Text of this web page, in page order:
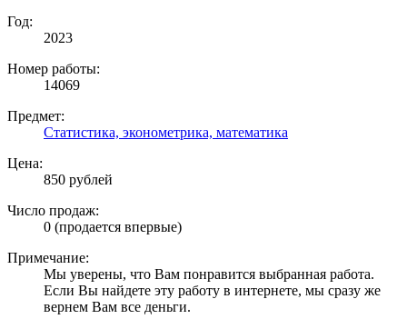
Год:
2023
Номер работы:
14069
Предмет:
Статистика, эконометрика, математика
Цена:
850 рублей
Число продаж:
0 (продается впервые)
Примечание:
Мы уверены, что Вам понравится выбранная работа.
Если Вы найдете эту работу в интернете, мы сразу же
вернем Вам все деньги.